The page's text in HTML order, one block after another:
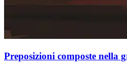
Preposizioni composte nella